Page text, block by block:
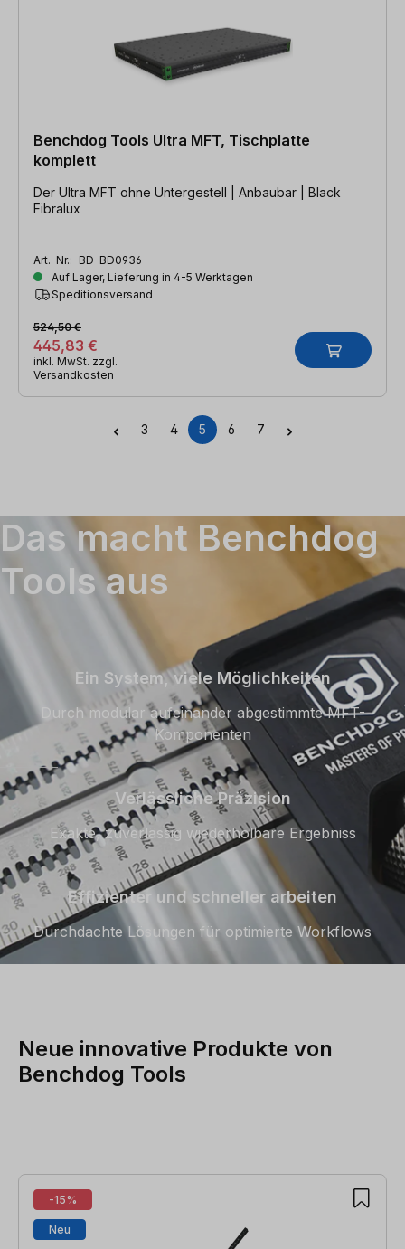
Benchdog Tools Ultra MFT, Tischplatte
komplett
Der Ultra MFT ohne Untergestell | Anbaubar | Black
Fibralux
Art.-Nr.: BD-BD0936
Auf Lager, Lieferung in 4-5 Werktagen
Speditionsversand
445,83 €
524,50 €
inkl. MwSt. zzgl.
Versandkosten
Seite
3 Seite
4 Seite
5 Seite
6 Seite
7
Das macht Benchdog
Tools aus
Ein System, viele Möglichkeiten
Durch modular aufeinander abgestimmte MFT-
Komponenten
Verlässliche Präzision
Exakte, zuverlässig wiederholbare Ergebniss
Effizienter und schneller arbeiten
Durchdachte Lösungen für optimierte Workflows
Neue innovative Produkte von
Benchdog Tools
Produktgalerie überspringen
-15%
Neu